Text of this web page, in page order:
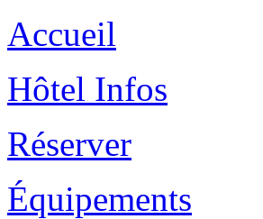
Accueil
Hôtel Infos
Réserver
Équipements